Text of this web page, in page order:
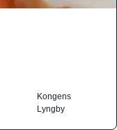
Kongens
Lyngby